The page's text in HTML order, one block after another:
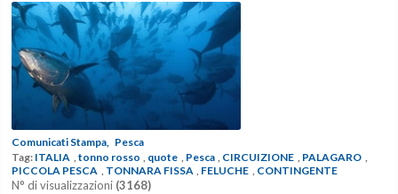
Comunicati Stampa, Pesca
Tag: ITALIA , tonno rosso , quote , Pesca , CIRCUIZIONE , PALAGARO ,
PICCOLA PESCA , TONNARA FISSA , FELUCHE , CONTINGENTE
N° di visualizzazioni (3168)